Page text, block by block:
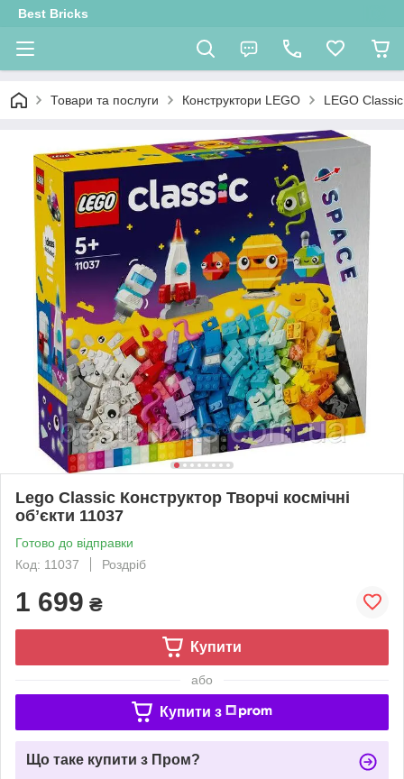
Best Bricks
Товари та послуги Конструктори LEGO LEGO Classic
Lego Classic Конструктор Творчі космічні
обʼєкти 11037
Готово до відправки
Код: 11037
Роздріб
1 699 ₴
Купити
або
Купити з
Що таке купити з Пром?